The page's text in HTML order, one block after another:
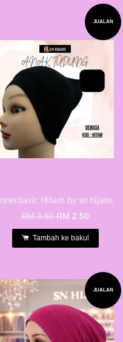
JUALAN
Innerbasic Hitam by sn hijabs
RM 3.50RM 2.50
Tambah ke bakul
JUALAN